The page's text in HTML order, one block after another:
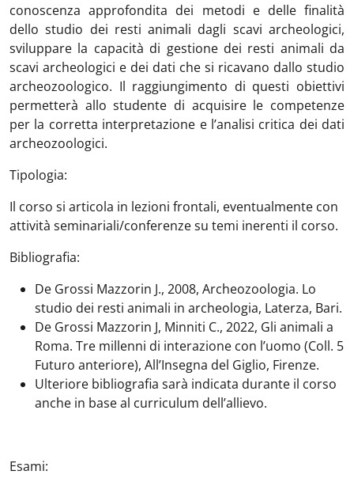
conoscenza approfondita dei metodi e delle finalità
dello studio dei resti animali dagli scavi archeologici,
sviluppare la capacità di gestione dei resti animali da
scavi archeologici e dei dati che si ricavano dallo studio
archeozoologico. Il raggiungimento di questi obiettivi
permetterà allo studente di acquisire le competenze
per la corretta interpretazione e l’analisi critica dei dati
archeozoologici.
Tipologia:
Il corso si articola in lezioni frontali, eventualmente con
attività seminariali/conferenze su temi inerenti il corso.
Bibliografia:
De Grossi Mazzorin J., 2008, Archeozoologia. Lo
studio dei resti animali in archeologia, Laterza, Bari.
De Grossi Mazzorin J, Minniti C., 2022, Gli animali a
Roma. Tre millenni di interazione con l’uomo (Coll. 5
Futuro anteriore), All’Insegna del Giglio, Firenze.
Ulteriore bibliografia sarà indicata durante il corso
anche in base al curriculum dell’allievo.
Esami: